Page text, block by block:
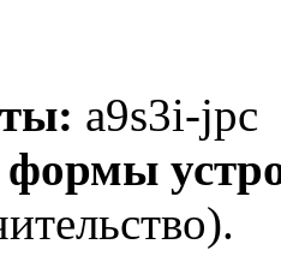
a9s3i-jpc